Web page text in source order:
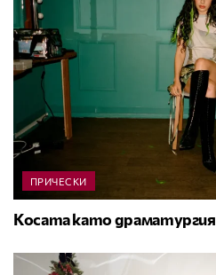
ПРИЧЕСКИ
Косата като драматургия